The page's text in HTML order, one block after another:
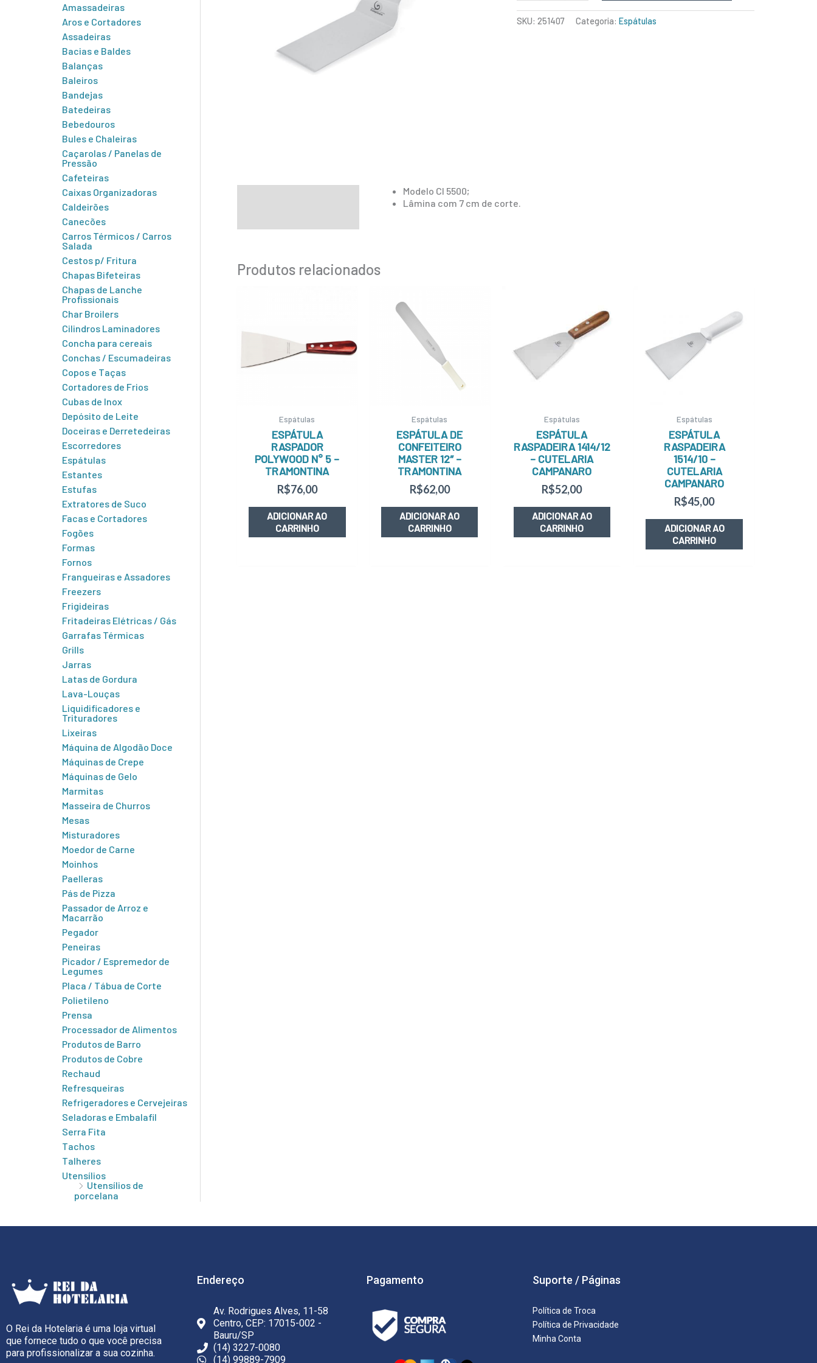
Amassadeiras
Aros e Cortadores
Assadeiras
Bacias e Baldes
Balanças
Baleiros
Bandejas
Batedeiras
Bebedouros
Bules e Chaleiras
Caçarolas / Panelas de
Pressão
Cafeteiras
Caixas Organizadoras
Caldeirões
Canecões
Carros Térmicos / Carros
Salada
Cestos p/ Fritura
Chapas Bifeteiras
Chapas de Lanche
Profissionais
Char Broilers
Cilindros Laminadores
Concha para cereais
Conchas / Escumadeiras
Copos e Taças
Cortadores de Frios
Cubas de Inox
Depósito de Leite
Doceiras e Derretedeiras
Escorredores
Espátulas
Estantes
Estufas
Extratores de Suco
Facas e Cortadores
Fogões
Formas
Fornos
Frangueiras e Assadores
Freezers
Frigideiras
Fritadeiras Elétricas / Gás
Garrafas Térmicas
Grills
Jarras
Latas de Gordura
Lava-Louças
Liquidificadores e
Trituradores
Lixeiras
Máquina de Algodão Doce
Máquinas de Crepe
Máquinas de Gelo
Marmitas
Masseira de Churros
Mesas
Misturadores
Moedor de Carne
Moinhos
Paelleras
Pás de Pizza
Passador de Arroz e
Macarrão
Pegador
Peneiras
Picador / Espremedor de
Legumes
Placa / Tábua de Corte
Polietileno
Prensa
Processador de Alimentos
Produtos de Barro
Produtos de Cobre
Rechaud
Refresqueiras
Refrigeradores e Cervejeiras
Seladoras e Embalafil
Serra Fita
Tachos
Talheres
Utensílios
Utensílios de
porcelana
SKU: 251407 Categoria: Espátulas
Modelo CI 5500;
Lâmina com 7 cm de corte.
Produtos relacionados
Espátulas
ESPÁTULA
RASPADOR
POLYWOOD N° 5 –
TRAMONTINA
R$76,00
ADICIONAR AO
CARRINHO
Espátulas
ESPÁTULA DE
CONFEITEIRO
MASTER 12″ –
TRAMONTINA
R$62,00
ADICIONAR AO
CARRINHO
Espátulas
ESPÁTULA
RASPADEIRA 1414/12
– CUTELARIA
CAMPANARO
R$52,00
ADICIONAR AO
CARRINHO
Espátulas
ESPÁTULA
RASPADEIRA
1514/10 –
CUTELARIA
CAMPANARO
R$45,00
ADICIONAR AO
CARRINHO
O Rei da Hotelaria é uma loja virtual
que fornece tudo o que você precisa
para profissionalizar a sua cozinha.
Endereço
Av. Rodrigues Alves, 11-58
Centro, CEP: 17015-002 -
Bauru/SP
(14) 3227-0080
(14) 99889-7909
Pagamento Suporte / Páginas
Política de Troca
Política de Privacidade
Minha Conta